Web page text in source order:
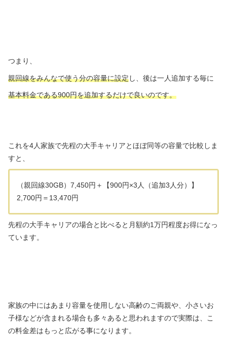
つまり、
親回線をみんなで使う分の容量に設定し、後は一人追加する毎に
基本料金である900円を追加するだけで良いのです。
これを4人家族で先程の大手キャリアとほぼ同等の容量で比較しま
すと、
（親回線30GB）7,450円＋【900円×3人（追加3人分）】
2,700円＝13,470円
先程の大手キャリアの場合と比べると月額約1万円程度お得になっ
ています。
家族の中にはあまり容量を使用しない高齢のご両親や、小さいお
子様などが含まれる場合も多々あると思われますので実際は、こ
の料金差はもっと広がる事になります。